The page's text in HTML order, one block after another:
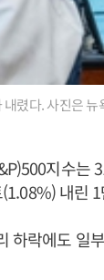
렸다. 사진은 뉴
지수는
내린
하락에도 일